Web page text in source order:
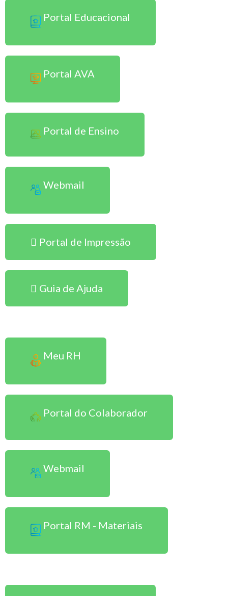
Portal Educacional
Portal AVA
Portal de Ensino
Webmail
Portal de Impressão
Guia de Ajuda
Meu RH
Portal do Colaborador
Webmail
Portal RM - Materiais